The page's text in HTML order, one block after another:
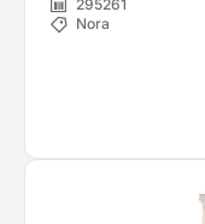
295261
Nora